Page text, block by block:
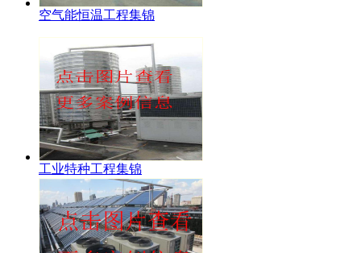
空气能恒温工程集锦
工业特种工程集锦